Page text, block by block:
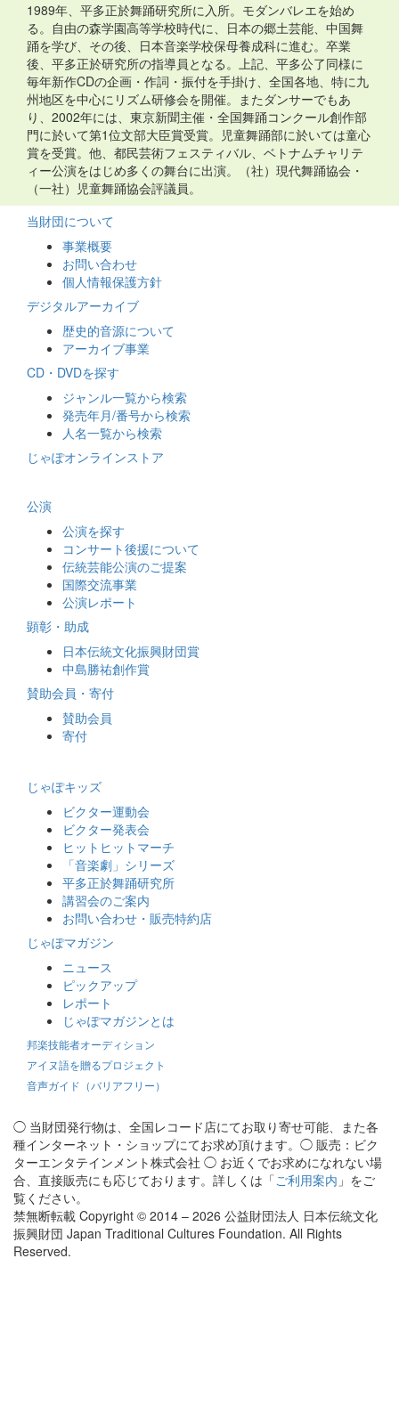
1989年、平多正於舞踊研究所に入所。モダンバレエを始め
る。自由の森学園高等学校時代に、日本の郷土芸能、中国舞
踊を学び、その後、日本音楽学校保母養成科に進む。卒業
後、平多正於研究所の指導員となる。上記、平多公了同様に
毎年新作CDの企画・作詞・振付を手掛け、全国各地、特に九
州地区を中心にリズム研修会を開催。またダンサーでもあ
り、2002年には、東京新聞主催・全国舞踊コンクール創作部
門に於いて第1位文部大臣賞受賞。児童舞踊部に於いては童心
賞を受賞。他、都民芸術フェスティバル、ベトナムチャリテ
ィー公演をはじめ多くの舞台に出演。（社）現代舞踊協会・
（一社）児童舞踊協会評議員。
当財団について
事業概要
お問い合わせ
個人情報保護方針
デジタルアーカイブ
歴史的音源について
アーカイブ事業
CD・DVDを探す
ジャンル一覧から検索
発売年月/番号から検索
人名一覧から検索
じゃぽオンラインストア
公演
公演を探す
コンサート後援について
伝統芸能公演のご提案
国際交流事業
公演レポート
顕彰・助成
日本伝統文化振興財団賞
中島勝祐創作賞
賛助会員・寄付
賛助会員
寄付
じゃぽキッズ
ビクター運動会
ビクター発表会
ヒットヒットマーチ
「音楽劇」シリーズ
平多正於舞踊研究所
講習会のご案内
お問い合わせ・販売特約店
じゃぽマガジン
ニュース
ピックアップ
レポート
じゃぽマガジンとは
邦楽技能者オーディション
アイヌ語を贈るプロジェクト
音声ガイド（バリアフリー）
◯ 当財団発行物は、全国レコード店にてお取り寄せ可能、また各
種インターネット・ショップにてお求め頂けます。◯ 販売：ビク
ターエンタテインメント株式会社 ◯ お近くでお求めになれない場
合、直接販売にも応じております。詳しくは「ご利用案内 」をご
覧ください。
禁無断転載 Copyright © 2014 – 2026 公益財団法人 日本伝統文化
振興財団 Japan Traditional Cultures Foundation. All Rights
Reserved.